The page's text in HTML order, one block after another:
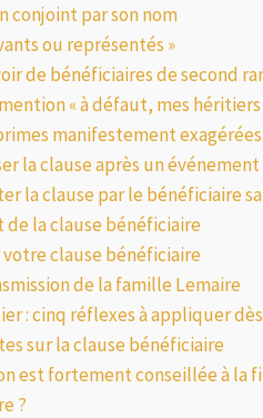
conjoint par son nom
ou représentés »
de bénéficiaires de second
« à défaut, mes héritiers
manifestement exagérées
la clause après un
la clause par le bénéficiaire
la clause bénéficiaire
clause bénéficiaire
de la famille Lemaire
: cinq réflexes à appliquer
sur la clause bénéficiaire
est fortement conseillée à la
?